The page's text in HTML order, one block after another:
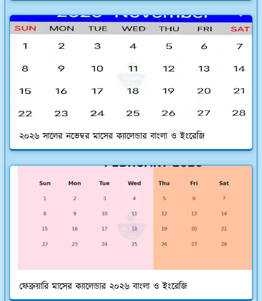
২০২৬ সালের নভেম্বর মাসের ক্যালেন্ডার বাংলা ও ইংরেজি
ফেব্রুয়ারি মাসের ক্যালেন্ডার ২০২৬ বাংলা ও ইংরেজি